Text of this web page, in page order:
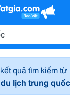
quả tìm kiếm từ
lịch trung